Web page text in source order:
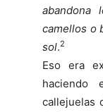
abandona
camellos o
sol.2
Eso era
callejuelas